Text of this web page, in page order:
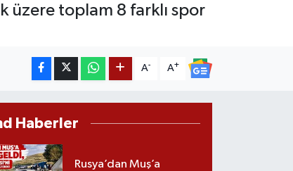
üzere toplam 8 farklı spor
A- A+
Haberler
Rusya’dan Muş’a